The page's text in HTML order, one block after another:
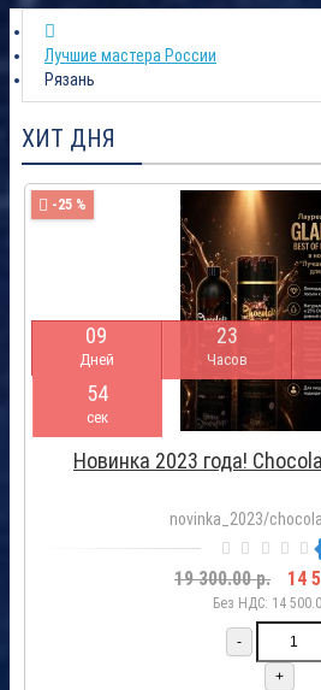
Лучшие мастера России
Рязань
ХИТ ДНЯ
-25 %
09
Дней
23
Часов
53
сек
Новинка 2023 года!
novinka_2023/
19 300.00 р. 14
Без НДС: 14
-
+